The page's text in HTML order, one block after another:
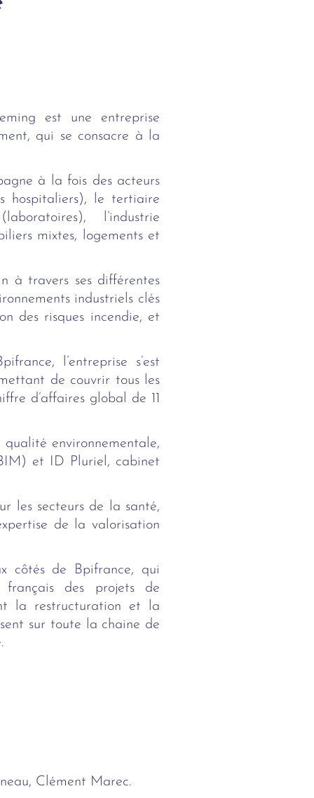
est une entreprise
qui se consacre à la
à la fois des acteurs
hospitaliers), le tertiaire
l’industrie
mixtes, logements et
à travers ses différentes
industriels clés
des risques incendie, et
l’entreprise s’est
de couvrir tous les
d’affaires global de 11
environnementale,
et ID Pluriel, cabinet
les secteurs de la santé,
de la valorisation
côtés de Bpifrance, qui
des projets de
la restructuration et la
sur toute la chaine de
Clément Marec.